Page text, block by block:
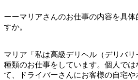
ーーマリアさんのお仕事の内容を具体
すか。
マリア「私は高級デリヘル（デリバ
種類のお仕事をしています。個人で
て、ドライバーさんにお客様の自宅